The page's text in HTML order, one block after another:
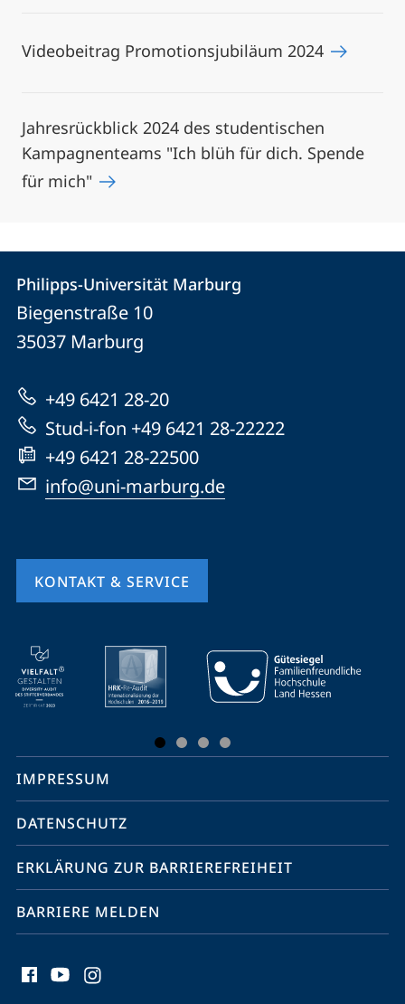
Videobeitrag Promotionsjubiläum 2024
Jahresrückblick 2024 des studentischen
Kampagnenteams "Ich blüh für dich. Spende
für mich"
Kontakt
und
Informationen
zur
Website
Kontaktinformationen
Philipps-
Universität
Marburg
Philipps-Universität Marburg
Biegenstraße 10
35037 Marburg
+49 6421 28-20
Stud-i-fon +49 6421 28-22222
+49 6421 28-22500
info@uni-marburg.de
KONTAKT & SERVICE
Mobile-
Service-
Navigation
Social
Media
Kontakte
IMPRESSUM
DATENSCHUTZ
ERKLÄRUNG ZUR BARRIEREFREIHEIT
BARRIERE MELDEN